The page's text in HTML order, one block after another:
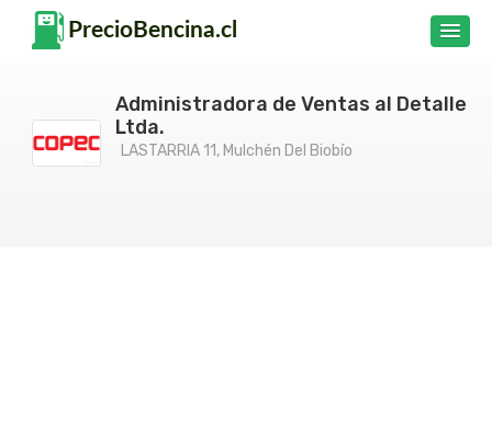
Administradora de Ventas al Detalle
Ltda.
LASTARRIA 11, Mulchén Del Biobío